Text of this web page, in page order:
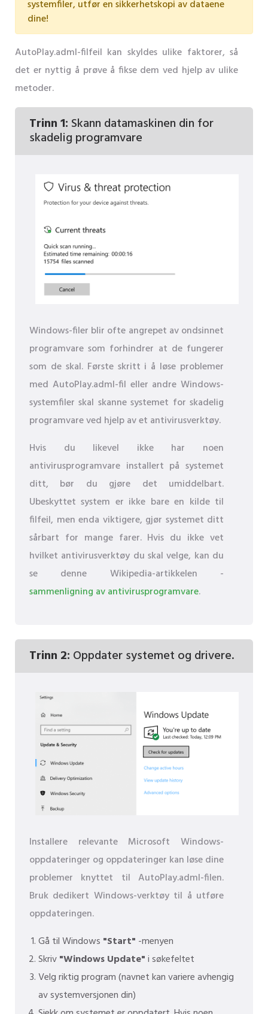
systemfiler, utfør en sikkerhetskopi av dataene
dine!
AutoPlay.adml-filfeil kan skyldes ulike faktorer, så
det er nyttig å prøve å fikse dem ved hjelp av ulike
metoder.
Trinn 1: Skann datamaskinen din for
skadelig programvare
Windows-filer blir ofte angrepet av ondsinnet
programvare som forhindrer at de fungerer
som de skal. Første skritt i å løse problemer
med AutoPlay.adml-fil eller andre Windows-
systemfiler skal skanne systemet for skadelig
programvare ved hjelp av et antivirusverktøy.
Hvis du likevel ikke har noen
antivirusprogramvare installert på systemet
ditt, bør du gjøre det umiddelbart.
Ubeskyttet system er ikke bare en kilde til
filfeil, men enda viktigere, gjør systemet ditt
sårbart for mange farer. Hvis du ikke vet
hvilket antivirusverktøy du skal velge, kan du
se denne Wikipedia-artikkelen -
sammenligning av antivirusprogramvare.
Trinn 2: Oppdater systemet og drivere.
Installere relevante Microsoft Windows-
oppdateringer og oppdateringer kan løse dine
problemer knyttet til AutoPlay.adml-filen.
Bruk dedikert Windows-verktøy til å utføre
oppdateringen.
Gå til Windows "Start" -menyen
Skriv"Windows Update"i søkefeltet
Velg riktig program (navnet kan variere avhengig
av systemversjonen din)